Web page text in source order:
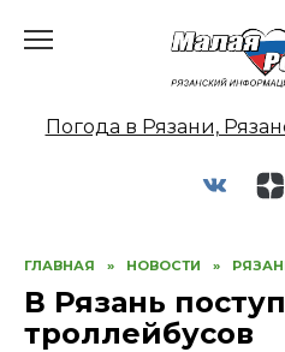
Погода в Рязани,
ГЛАВНАЯ » НОВОСТИ »
В Рязань
троллейбусов